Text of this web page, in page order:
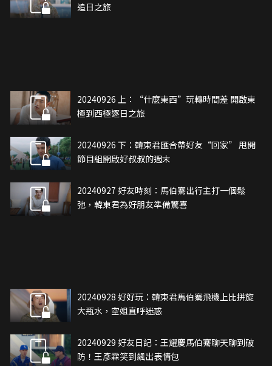
追日之旅
20240926 上：“什麼東西”玩轉時間差 開啟東
極到西極逐日之旅
20240926 下：韓東君匯合帶好友“回家” 甩開
節目組開啟好叔叔的週末
20240927 好友時刻：馬伯騫出行主打一個鬆
弛，韓東君為好朋友準備驚喜
20240928 好好玩：韓東君馬伯騫飛機上比拼旋
大瓶水，空姐直呼迷惑
20240929 好友日記：王耀慶馬伯騫聊天聊到破
防！王彥霖笑到飆出表情包